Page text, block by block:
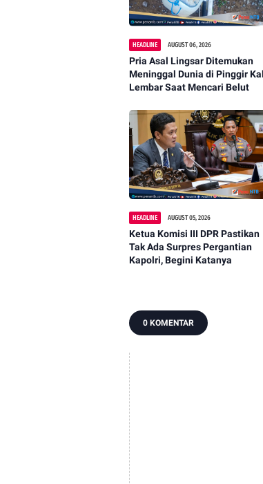
HEADLINE AUGUST 06, 2026
Pria Asal Lingsar Ditemukan
Meninggal Dunia di Pinggir
Lembar Saat Mencari Belut
HEADLINE AUGUST 05, 2026
Ketua Komisi III DPR Pastikan
Tak Ada Surpres Pergantian
Kapolri, Begini Katanya
0 KOMENTAR